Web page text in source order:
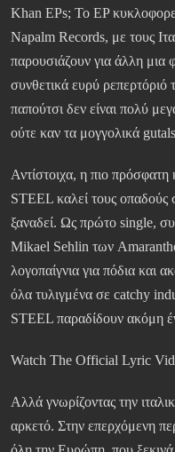
Khan EPs; Το EP
Napalm Records, με τους
παρουσιάζουν για άλλη μια
συνθετικά ευρύ ρεπερτόριό
παπούτσι δεν είναι πολύ
ούτε καν τα μογγολικά
Αντίστοιχα, η πιο
STEEL καλεί τους οπαδούς
ξαναδεί. Ως πρώτο single,
Mikael Sehlin των
λογοπαίγνια για πόδια και
όλα τυλιγμένα σε catchy
STEEL παραδίδουν ακόμη
Watch The Official Lyric
Αλλά γνωρίζοντας την
αρκετό. Στην επερχόμενη